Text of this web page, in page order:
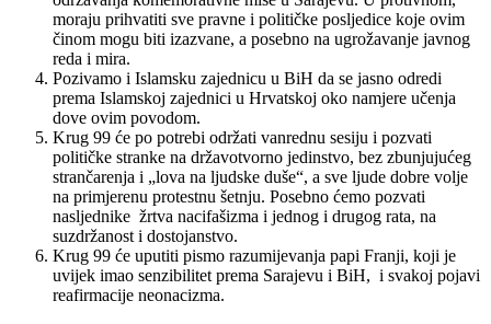
moraju prihvatiti sve pravne i političke posljedice koje ovim
činom mogu biti izazvane, a posebno na ugrožavanje javnog
reda i mira.
Pozivamo i Islamsku zajednicu u BiH da se jasno odredi
prema Islamskoj zajednici u Hrvatskoj oko namjere učenja
dove ovim povodom.
Krug 99 će po potrebi održati vanrednu sesiju i pozvati
političke stranke na državotvorno jedinstvo, bez zbunjujućeg
strančarenja i „lova na ljudske duše“, a sve ljude dobre volje
na primjerenu protestnu šetnju. Posebno ćemo pozvati
nasljednike žrtva nacifašizma i jednog i drugog rata, na
suzdržanost i dostojanstvo.
Krug 99 će uputiti pismo razumijevanja papi Franji, koji je
uvijek imao senzibilitet prema Sarajevu i BiH, i svakoj pojavi
reafirmacije neonacizma.